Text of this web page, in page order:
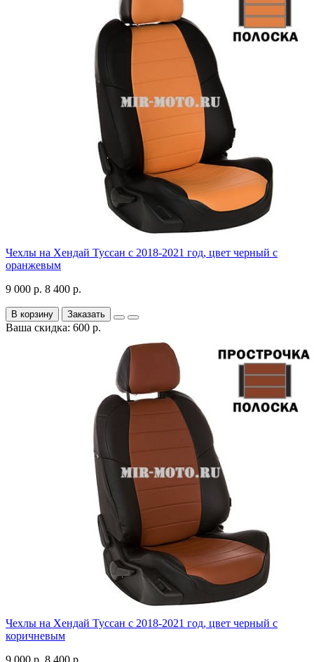
Чехлы на Хендай Туссан с 2018-2021 год, цвет черный с
оранжевым
9 000 р. 8 400 р.
В корзину Заказать
Ваша скидка: 600 р.
Чехлы на Хендай Туссан с 2018-2021 год, цвет черный с
коричневым
9 000 р. 8 400 р.